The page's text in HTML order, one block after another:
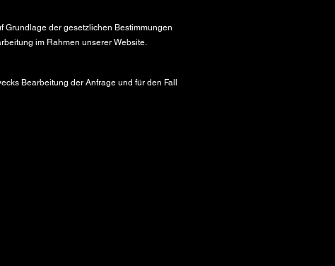
Grundlage der gesetzlichen Bestimmungen
im Rahmen unserer Website.
Bearbeitung der Anfrage und für den Fall